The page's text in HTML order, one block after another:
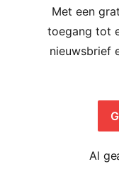
Met een
toegang tot
nieuwsbrief
Al